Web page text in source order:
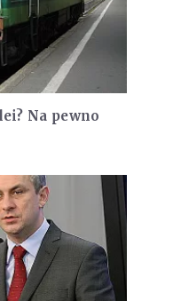
Na pewno